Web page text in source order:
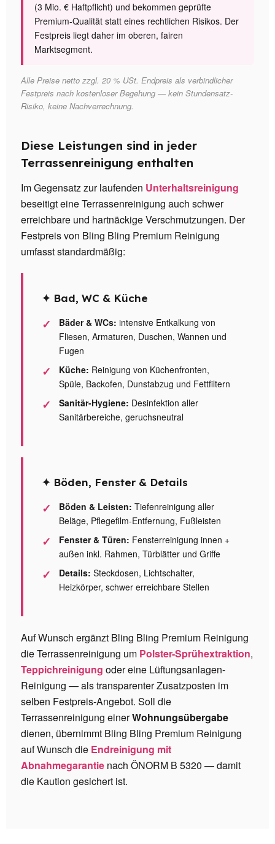
(3 Mio. € Haftpflicht) und bekommen geprüfte
Premium-Qualität statt eines rechtlichen Risikos. Der
Festpreis liegt daher im oberen, fairen
Marktsegment.
Alle Preise netto zzgl. 20 % USt. Endpreis als verbindlicher
Festpreis nach kostenloser Begehung — kein Stundensatz-
Risiko, keine Nachverrechnung.
Diese Leistungen sind in jeder
Terrassenreinigung enthalten
Im Gegensatz zur laufenden Unterhaltsreinigung
beseitigt eine Terrassenreinigung auch schwer
erreichbare und hartnäckige Verschmutzungen. Der
Festpreis von Bling Bling Premium Reinigung
umfasst standardmäßig:
✦ Bad, WC & Küche
Bäder & WCs: intensive Entkalkung von
Fliesen, Armaturen, Duschen, Wannen und
Fugen
Küche: Reinigung von Küchenfronten,
Spüle, Backofen, Dunstabzug und Fettfiltern
Sanitär-Hygiene: Desinfektion aller
Sanitärbereiche, geruchsneutral
✦ Böden, Fenster & Details
Böden & Leisten: Tiefenreinigung aller
Beläge, Pflegefilm-Entfernung, Fußleisten
Fenster & Türen: Fensterreinigung innen +
außen inkl. Rahmen, Türblätter und Griffe
Details: Steckdosen, Lichtschalter,
Heizkörper, schwer erreichbare Stellen
Auf Wunsch ergänzt Bling Bling Premium Reinigung
die Terrassenreinigung um Polster-Sprühextraktion,
Teppichreinigung oder eine Lüftungsanlagen-
Reinigung — als transparenter Zusatzposten im
selben Festpreis-Angebot. Soll die
Terrassenreinigung einerWohnungsübergabe
dienen, übernimmt Bling Bling Premium Reinigung
auf Wunsch die Endreinigung mit
Abnahmegarantie nach ÖNORM B 5320 — damit
die Kaution gesichert ist.